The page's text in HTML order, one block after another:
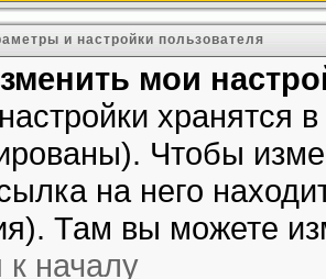
и настройки пользователя
мои
хранятся
Чтобы
на него
Там вы можете
к началу